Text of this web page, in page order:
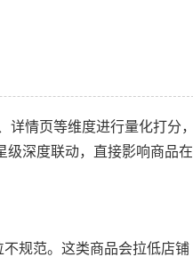
情页等维度进行量化打分，
级深度联动，直接影响商品在
规范。这类商品会拉低店铺